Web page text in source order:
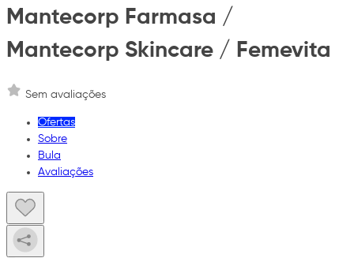
Mantecorp Farmasa /
Mantecorp Skincare / Femevita
Sem avaliações
Ofertas
Sobre
Bula
Avaliações